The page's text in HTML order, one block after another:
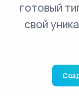
готовый
свой